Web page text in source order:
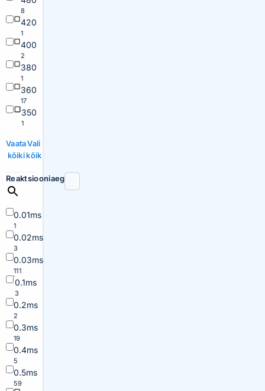
8
420
1
400
2
380
1
360
17
350
1
Vaata
kõiki
Vali
kõik
Reaktsiooniaeg
0.01ms
1
0.02ms
3
0.03ms
111
0.1ms
3
0.2ms
2
0.3ms
19
0.4ms
5
0.5ms
59